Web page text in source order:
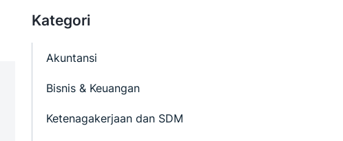
Kategori
Akuntansi
Bisnis & Keuangan
Ketenagakerjaan dan SDM